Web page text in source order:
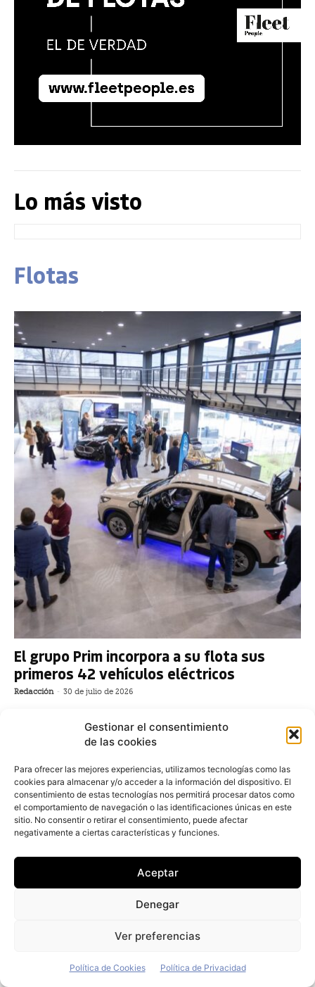
Gestionar el consentimiento
de las cookies
Para ofrecer las mejores experiencias, utilizamos tecnologías como las
cookies para almacenar y/o acceder a la información del dispositivo. El
consentimiento de estas tecnologías nos permitirá procesar datos como
el comportamiento de navegación o las identificaciones únicas en este
sitio. No consentir o retirar el consentimiento, puede afectar
negativamente a ciertas características y funciones.
Aceptar
Denegar
Ver preferencias
Política de Cookies Política de Privacidad
Lo más visto
Flotas
El grupo Prim incorpora a su flota sus
primeros 42 vehículos eléctricos
Redacción - 30 de julio de 2026